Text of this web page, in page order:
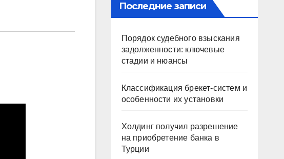
Последние записи
Порядок судебного взыскания
задолженности: ключевые
стадии и нюансы
Классификация брекет-систем и
особенности их установки
Холдинг получил разрешение
на приобретение банка в
Турции